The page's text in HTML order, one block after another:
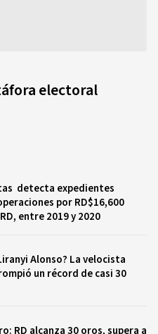
electoral
detecta expedientes
por RD$16,600
entre 2019 y 2020
Alonso? La velocista
un récord de casi 30
RD alcanza 30 oros, supera a